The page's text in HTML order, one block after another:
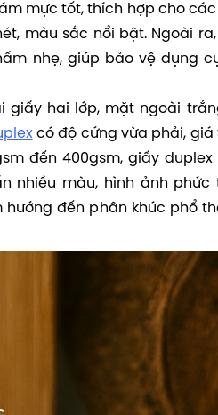
mực tốt, thích hợp cho
màu sắc nổi bật. Ngoài
nhẹ, giúp bảo vệ dụng
giấy hai lớp, mặt ngoài
có độ cứng vừa phải, giá
đến 400gsm, giấy
nhiều màu, hình ảnh
đến phân khúc phổ